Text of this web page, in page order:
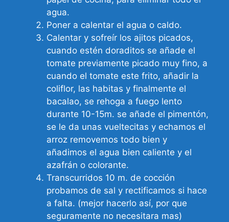
agua.
Poner a calentar el agua o caldo.
Calentar y sofreír los ajitos picados,
cuando estén doraditos se añade el
tomate previamente picado muy fino, a
cuando el tomate este frito, añadir la
coliflor, las habitas y finalmente el
bacalao, se rehoga a fuego lento
durante 10-15m. se añade el pimentón,
se le da unas vueltecitas y echamos el
arroz removemos todo bien y
añadimos el agua bien caliente y el
azafrán o colorante.
Transcurridos 10 m. de cocción
probamos de sal y rectificamos si hace
a falta. (mejor hacerlo así, por que
seguramente no necesitara mas)